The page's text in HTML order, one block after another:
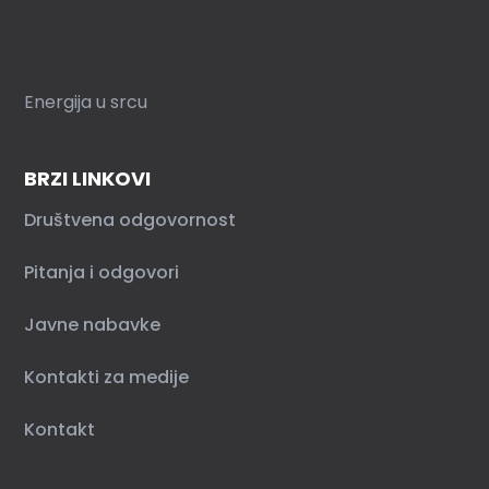
Energija u srcu
BRZI LINKOVI
Društvena odgovornost
Pitanja i odgovori
Javne nabavke
Kontakti za medije
Kontakt